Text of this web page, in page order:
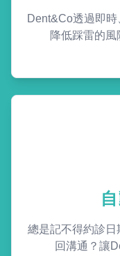
Dent&Co透過即時
降低踩雷的風
總是記不得約診
回溝通？讓